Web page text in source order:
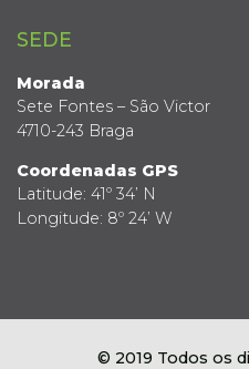
SEDE
Morada
Sete Fontes – São Victor
4710-243 Braga
Coordenadas GPS
Latitude: 41º 34’ N
Longitude: 8º 24’ W
© 2019 Todos os